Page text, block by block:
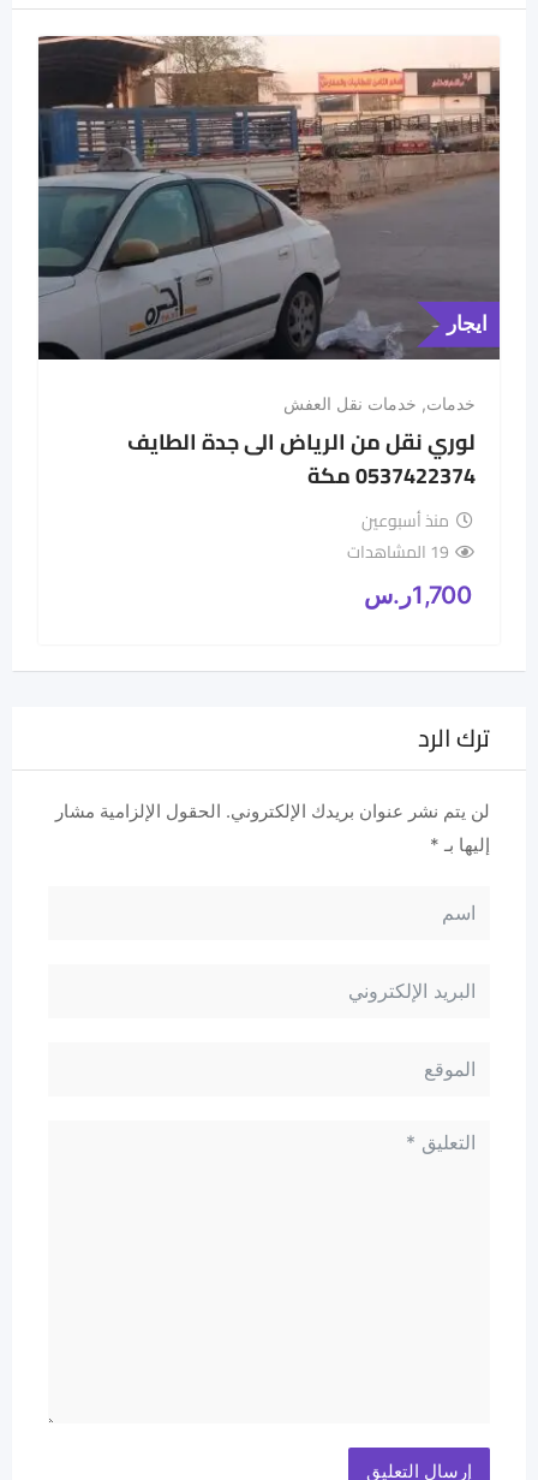
ايجار
خدمات, خدمات نقل العفش
لوري نقل من الرياض الى جدة الطايف
0537422374 مكة
منذ أسبوعين
19 المشاهدات
1,700ر.س
ترك الرد
لن يتم نشر عنوان بريدك الإلكتروني. الحقول الإلزامية مشار
إليها بـ *